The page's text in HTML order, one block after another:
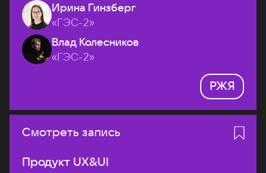
Ирина Гинзберг
«ГЭС-2»
Влад Колесников
«ГЭС-2»
РЖЯ
Смотреть запись
Продукт UX&UI